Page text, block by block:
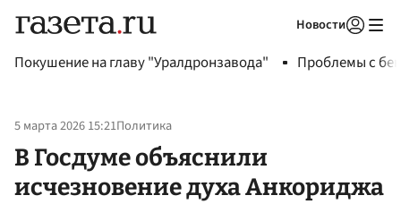
Новости
Покушение на главу "Уралдронзавода" Проблемы с
5 марта 2026 15:21Политика
В Госдуме объяснили
исчезновение духа Анкориджа